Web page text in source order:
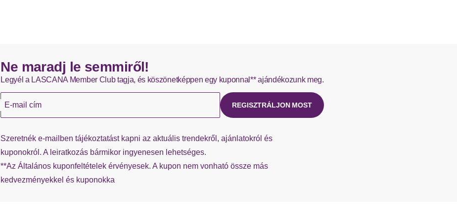
Az azonnal elérhető termékeket általában 1-3 munkanapon belül szállítja a Hermes.
Ha hiányzik a visszaküldési címke a szállításból, bármikor kérhet újat ügyfélszolgálatunktól.
Ne maradj le semmiről!
Legyél a LASCANA Member Club tagja, és köszönetképpen egy kuponnal** ajándékozunk meg.
E-mail cím REGISZTRÁLJON MOST
Szeretnék e-mailben tájékoztatást kapni az aktuális trendekről, ajánlatokról és
kuponokról. A leiratkozás bármikor ingyenesen lehetséges.
**Az Általános kuponfeltételek érvényesek. A kupon nem vonható össze más
kedvezményekkel és kuponokka